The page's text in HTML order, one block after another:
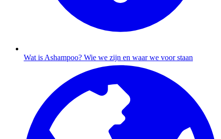
Wat is Ashampoo? Wie we zijn en waar we voor staan